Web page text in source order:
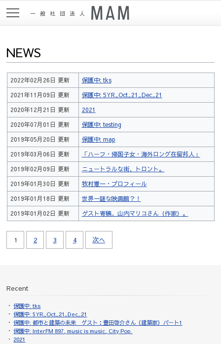
NEWS
2022年02月26日 更新
保護中: tks
2021年11月09日 更新
保護中: 5YR_Oct_21_Dec_21
2020年12月21日 更新
2021
2020年07月01日 更新
保護中: testing
2019年05月20日 更新
保護中: map
2019年03月06日 更新
「ハーフ・帰国子女・海外ロング在留邦人」
2019年02月09日 更新
ニュートラルな街、トロント。
2019年01月30日 更新
牧村憲一・プロフィール
2019年01月18日 更新
世界一謎な映画館？！
2019年01月02日 更新
ゲスト寄稿、山内マリコさん（作家）。
1 2 3 4 次へ
Recent
保護中: tks
保護中: 5YR_Oct_21_Dec_21
保護中: 都市と建築の未来 ゲスト：豊田啓介さん（建築家）パート1
保護中: InterFM 897, music is music, City Pop.
2021